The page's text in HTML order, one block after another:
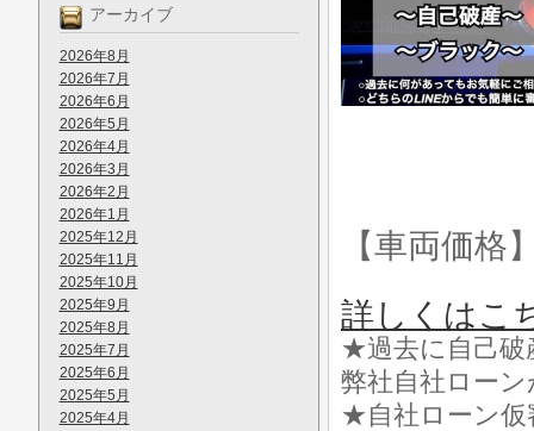
アーカイブ
2026年8月
2026年7月
2026年6月
2026年5月
2026年4月
2026年3月
2026年2月
2026年1月
2025年12月
2025年11月
2025年10月
2025年9月
2025年8月
2025年7月
2025年6月
2025年5月
2025年4月
【車両価格
詳しくはこ
★過去に自己破
弊社自社ロー
★自社ローン仮